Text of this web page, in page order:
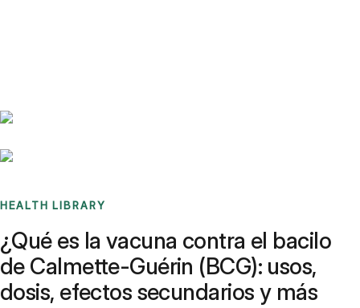
HEALTH LIBRARY
¿Qué es la vacuna contra el bacilo
de Calmette-Guérin (BCG): usos,
dosis, efectos secundarios y más